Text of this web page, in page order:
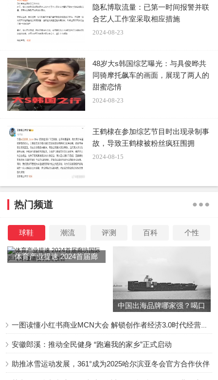
隐私博取流量：已第一时间报警并联
合艺人工作室采取相应措施
2024-08-23
48岁大s韩国综艺曝光：与具俊晔共
同骑摩托飙车的画面，展现了两人的
甜蜜恋情
2024-08-23
王鹤棣在参加综艺节目时出现录制事
故，导致王鹤棣被粉丝疯狂围拥
2024-08-15
热门频道
球鞋 潮流 评测 百科 个性
体育产业提速 2024首届廊
中国出海品牌哪家强？喝口
安徽郎溪：推动全民健身 “跑遍我的家乡”正式启动
助推冰雪运动发展，361°成为2025哈尔滨亚冬会官方合作伙伴